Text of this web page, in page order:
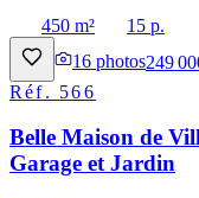
450 m²
15 p.
16 photos249
Réf. 566
Belle Maison de
Garage et Jardin